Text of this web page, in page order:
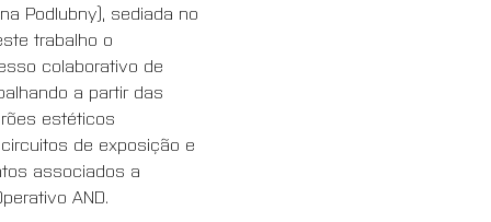
Podlubny), sediada no
trabalho o
colaborativo de
a partir das
estéticos
de exposição e
associados a
AND.